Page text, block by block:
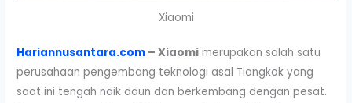
Xiaomi
Hariannusantara.com – Xiaomi merupakan salah satu
perusahaan pengembang teknologi asal Tiongkok yang
saat ini tengah naik daun dan berkembang dengan pesat.